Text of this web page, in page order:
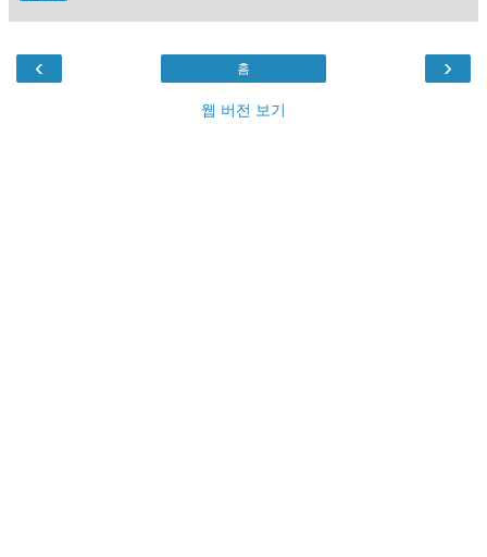
‹ ›
홈
웹 버전 보기